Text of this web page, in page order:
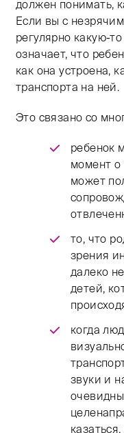
должен понимать,
Если вы с
регулярно какую-
означает, что
как она устроена,
транспорта на ней.
Это связано со
ребенок
момент о
может
то, что
зрения
далеко
детей,
когда
звуки и